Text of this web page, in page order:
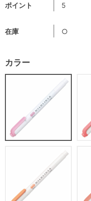
ポイント 5
在庫 ○
カラー